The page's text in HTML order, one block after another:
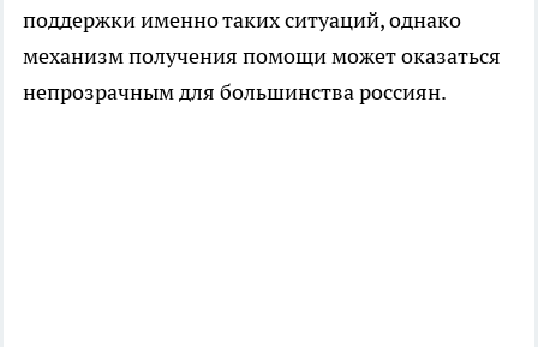
поддержки именно таких ситуаций, однако
механизм получения помощи может оказаться
непрозрачным для большинства россиян.